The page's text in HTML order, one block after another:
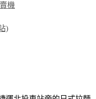
機
)